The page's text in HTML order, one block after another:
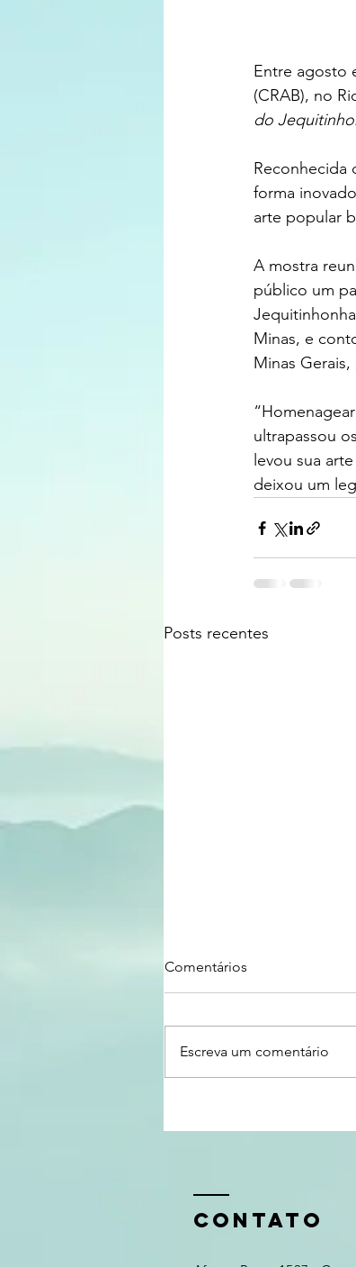
Entre agosto
(CRAB), no
do
Reconhecida
forma
arte popular
A mostra
público um
Minas, e
Minas
ultrapassou
levou sua
deixou um
Posts recentes
Evento Sebrae/MG
Comentários
Escreva um comentário
CONTATO